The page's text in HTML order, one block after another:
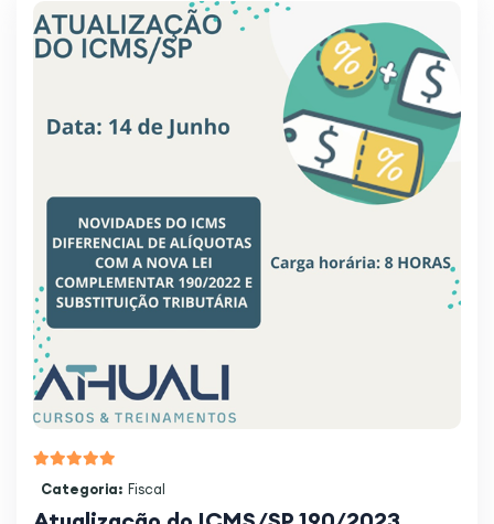
Categoria: Fiscal